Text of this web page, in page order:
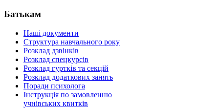
Батькам
Наші документи
Структура навчального року
Розклад дзвінків
Розклад спецкурсiв
Розклад гуртків та секцій
Розклад додаткових занять
Поради психолога
Інструкція по замовленню
учнівських квитків